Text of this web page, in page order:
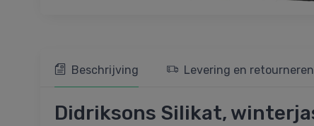
Beschrijving Levering en retourneren
Didriksons Silikat,